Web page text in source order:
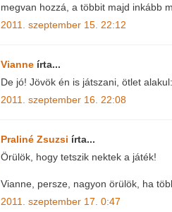
megvan hozzá, a többit majd inkább
2011. szeptember 15. 22:12
Vianne írta...
De jó! Jövök én is játszani, ötlet
2011. szeptember 16. 22:08
Praliné Zsuzsi írta...
Örülök, hogy tetszik nektek a játék!
Vianne, persze, nagyon örülök, ha
2011. szeptember 17. 0:47